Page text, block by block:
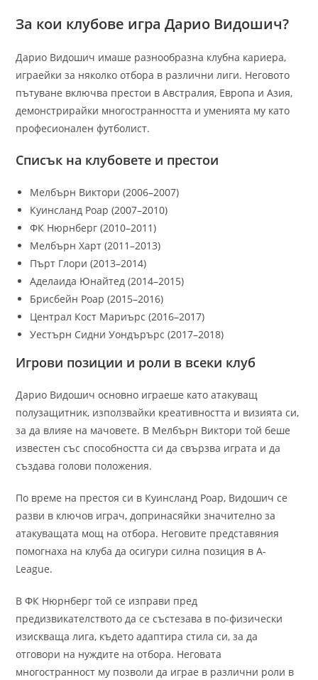
За кои клубове игра Дарио Видошич?
Дарио Видошич имаше разнообразна клубна кариера,
играейки за няколко отбора в различни лиги. Неговото
пътуване включва престои в Австралия, Европа и Азия,
демонстрирайки многостранността и уменията му като
професионален футболист.
Списък на клубовете и престои
Мелбърн Виктори (2006–2007)
Куинсланд Роар (2007–2010)
ФК Нюрнберг (2010–2011)
Мелбърн Харт (2011–2013)
Пърт Глори (2013–2014)
Аделаида Юнайтед (2014–2015)
Брисбейн Роар (2015–2016)
Централ Кост Мариърс (2016–2017)
Уестърн Сидни Уондърърс (2017–2018)
Игрови позиции и роли в всеки клуб
Дарио Видошич основно играеше като атакуващ
полузащитник, използвайки креативността и визията си,
за да влияе на мачовете. В Мелбърн Виктори той беше
известен със способността си да свързва играта и да
създава голови положения.
По време на престоя си в Куинсланд Роар, Видошич се
разви в ключов играч, допринасяйки значително за
атакуващата мощ на отбора. Неговите представяния
помогнаха на клуба да осигури силна позиция в A-
League.
В ФК Нюрнберг той се изправи пред
предизвикателството да се състезава в по-физически
изискваща лига, където адаптира стила си, за да
отговори на нуждите на отбора. Неговата
многостранност му позволи да играе в различни роли в